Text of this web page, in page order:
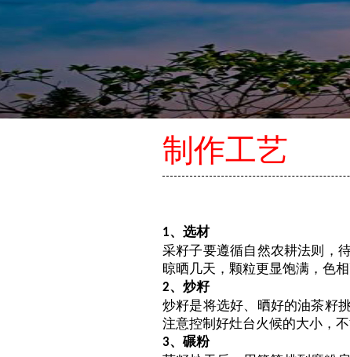
制作工艺
1、选材
采籽子要遵循自然农耕法则，
晾晒几天，颗粒更显饱满，色相
2、炒籽
炒籽是将选好、晒好的油茶籽
注意控制好灶台火候的大小，
3、碾粉